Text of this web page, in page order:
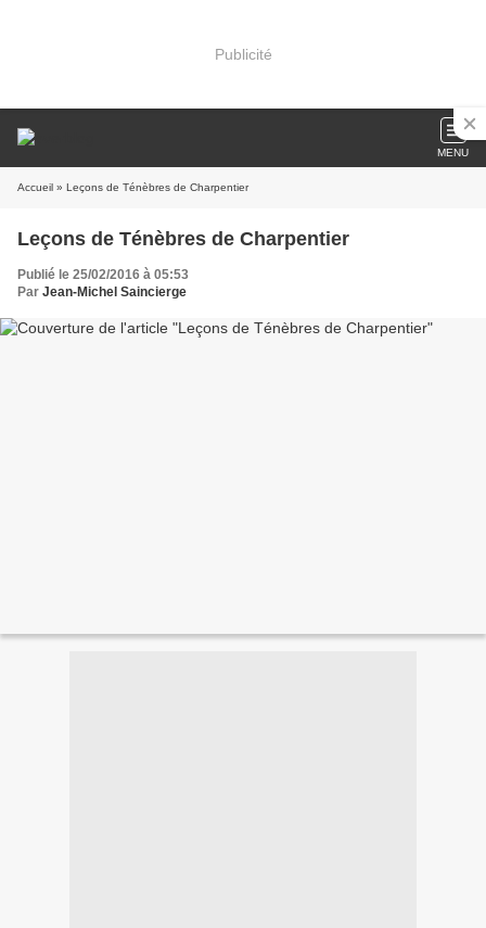
Publicité
MENU
Accueil » Leçons de Ténèbres de Charpentier
Leçons de Ténèbres de Charpentier
Publié le 25/02/2016 à 05:53
Par Jean-Michel Saincierge